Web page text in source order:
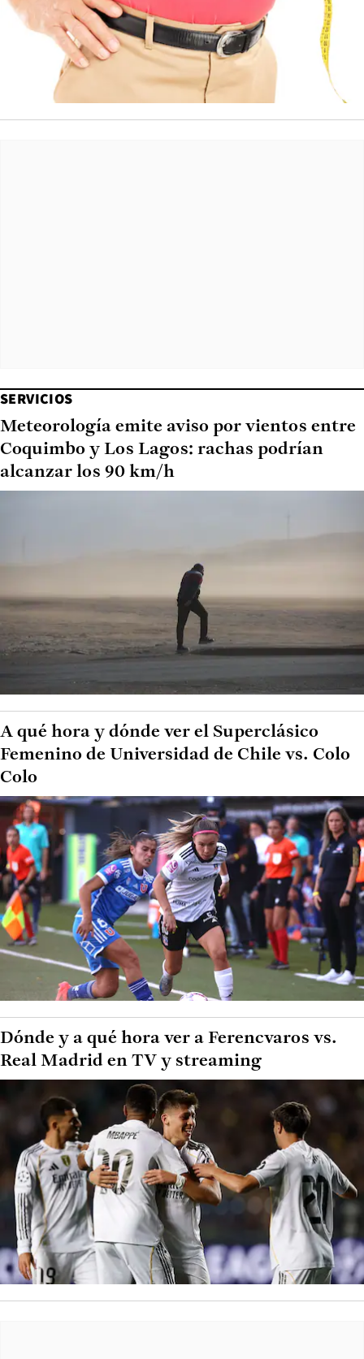
SERVICIOS
Meteorología emite aviso por vientos entre
Coquimbo y Los Lagos: rachas podrían
alcanzar los 90 km/h
A qué hora y dónde ver el Superclásico
Femenino de Universidad de Chile vs. Colo
Colo
Dónde y a qué hora ver a Ferencvaros vs.
Real Madrid en TV y streaming